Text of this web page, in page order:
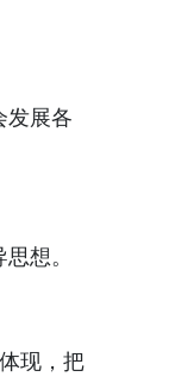
发展各
想。
现，把